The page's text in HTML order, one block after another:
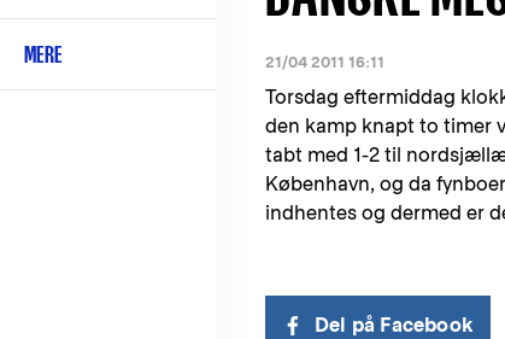
MERE 21/04 2011 16:11
Torsdag eftermiddag
den kamp knapt to timer
tabt med 1-2 til
København, og da
indhentes og dermed er
Del på Facebook